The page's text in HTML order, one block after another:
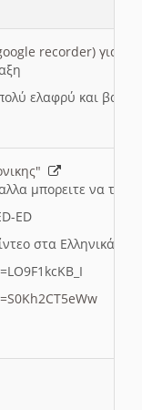
recorder) για
ελαφρύ και
μπορειτε να το
ED
στα Ελληνικά: